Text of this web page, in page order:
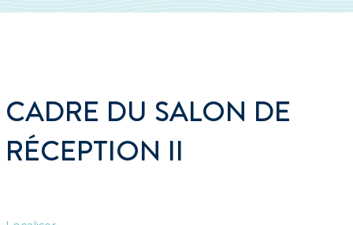
CADRE DU SALON DE
RÉCEPTION II